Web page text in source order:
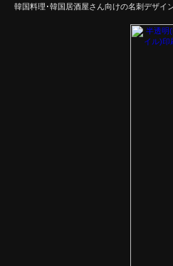
韓国料理･韓国居酒屋さん向けの名刺デザイン